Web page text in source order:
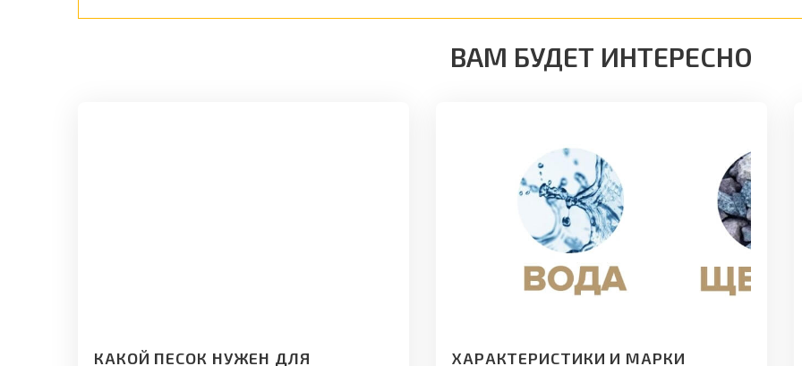
ВАМ БУДЕТ ИНТЕРЕСНО
КАКОЙ ПЕСОК НУЖЕН ДЛЯ ХАРАКТЕРИСТИКИ И МАРКИ